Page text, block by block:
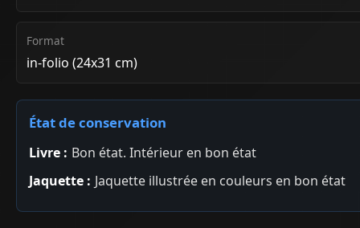
Format
in-folio (24x31 cm)
État de conservation
Livre : Bon état. Intérieur en bon état
Jaquette : Jaquette illustrée en couleurs en bon état